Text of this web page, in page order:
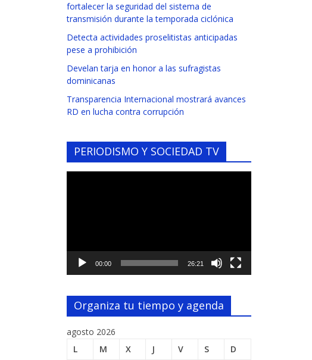
fortalecer la seguridad del sistema de
transmisión durante la temporada ciclónica
Detecta actividades proselitistas anticipadas
pese a prohibición
Develan tarja en honor a las sufragistas
dominicanas
Transparencia Internacional mostrará avances
RD en lucha contra corrupción
PERIODISMO Y SOCIEDAD TV
00:00 26:21
Organiza tu tiempo y agenda
agosto 2026
L
M X J V S D